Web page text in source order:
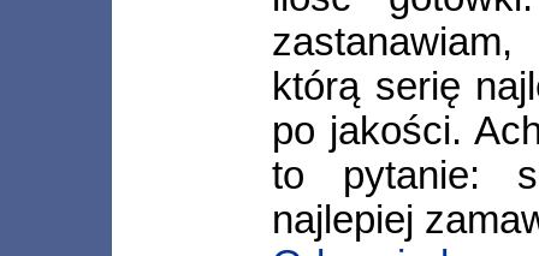
którą serię
po jakości.
to pytanie:
najlepiej